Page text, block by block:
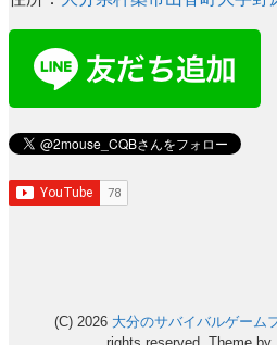
(C) 2026 大分のサバイバルゲーム